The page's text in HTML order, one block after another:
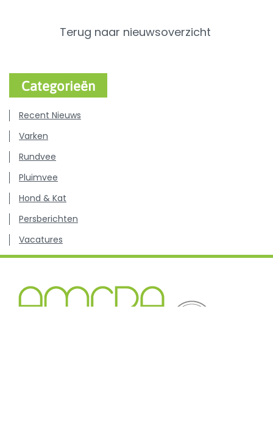
Terug naar nieuwsoverzicht
Categorieën
Recent Nieuws
Varken
Rundvee
Pluimvee
Hond & Kat
Persberichten
Vacatures